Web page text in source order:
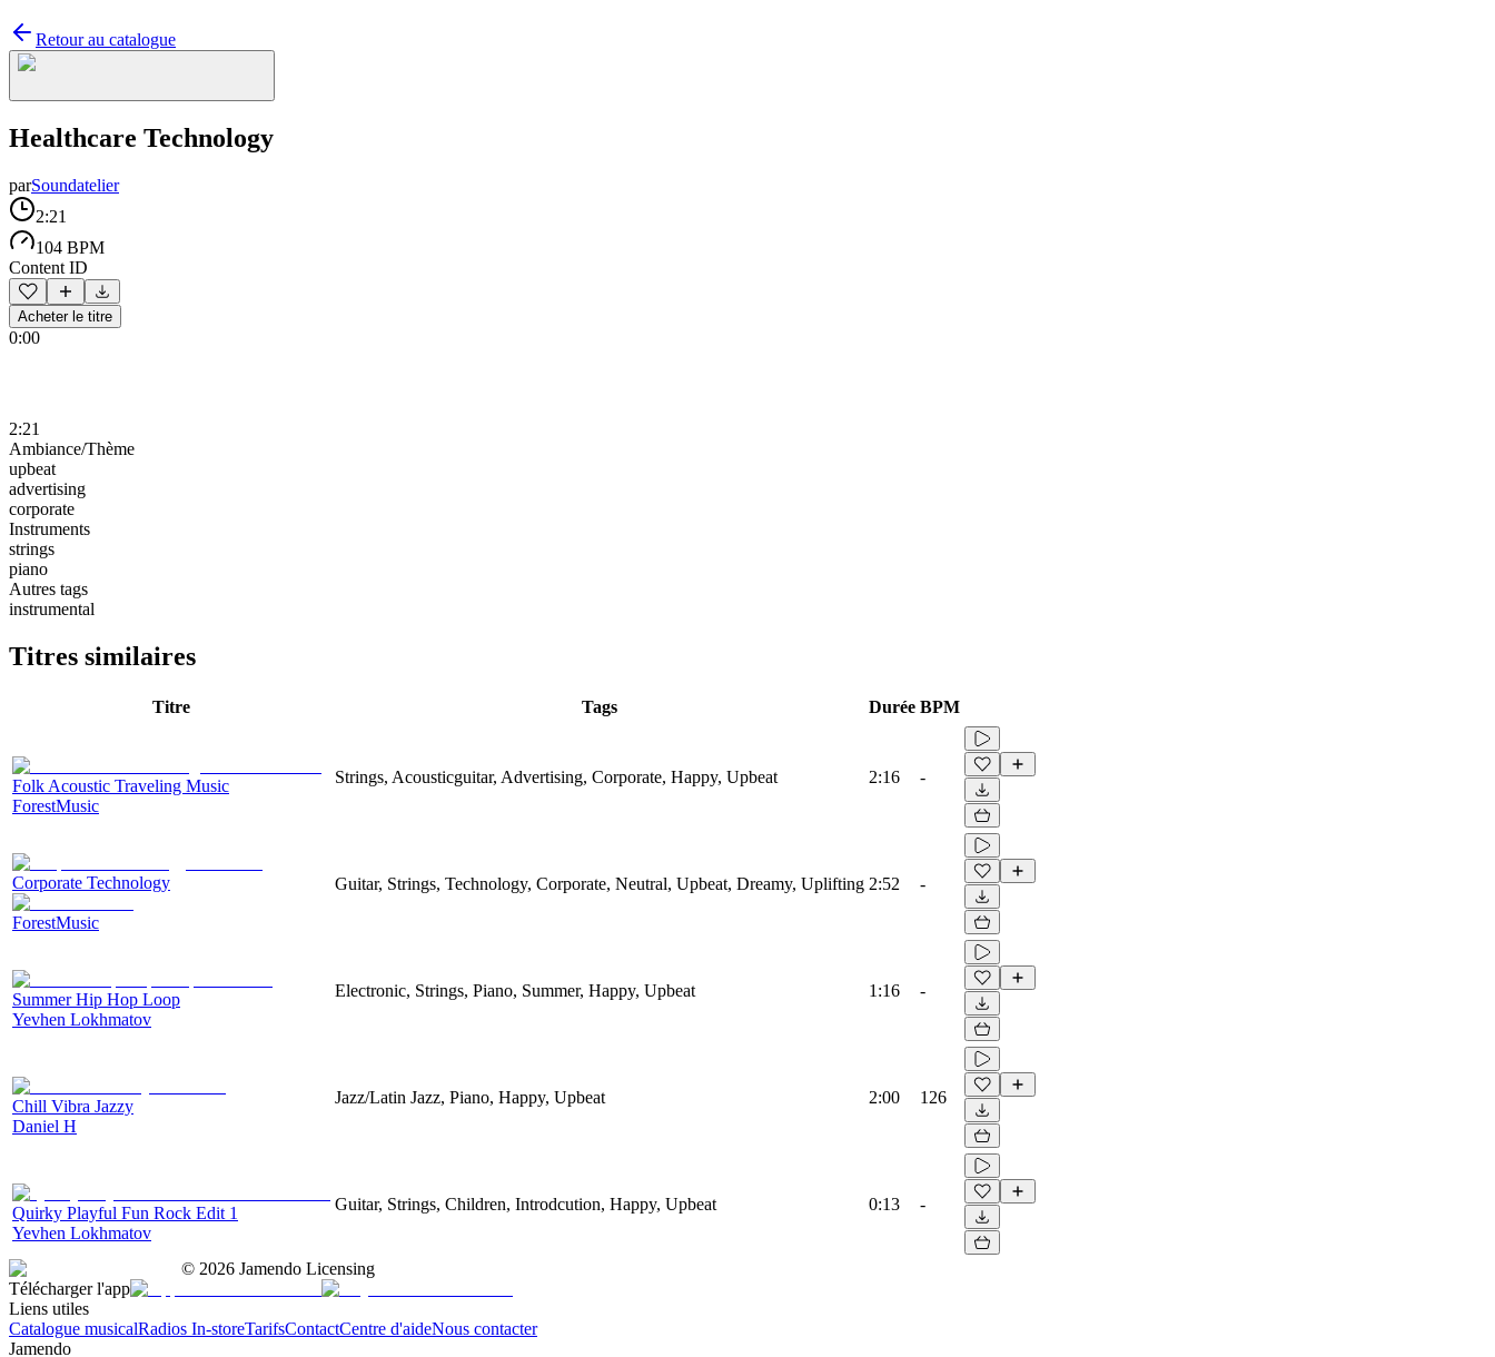
Retour au catalogue
Healthcare Technology
parSoundatelier
2:21
104 BPM
Content ID
Acheter le titre
0:00
2:21
Ambiance/Thème
upbeat
advertising
corporate
Instruments
strings
piano
Autres tags
instrumental
Titres similaires
Titre Tags Durée BPM
Folk Acoustic Traveling Music
ForestMusic
Strings, Acousticguitar, Advertising, Corporate, Happy, Upbeat 2:16 -
Corporate Technology
ForestMusic
Guitar, Strings, Technology, Corporate, Neutral, Upbeat, Dreamy, Uplifting 2:52 -
Summer Hip Hop Loop
Yevhen Lokhmatov
Electronic, Strings, Piano, Summer, Happy, Upbeat 1:16 -
Chill Vibra Jazzy
Daniel H
Jazz/Latin Jazz, Piano, Happy, Upbeat 2:00 126
Quirky Playful Fun Rock Edit 1
Yevhen Lokhmatov
Guitar, Strings, Children, Introdcution, Happy, Upbeat 0:13 -
© 2026 Jamendo Licensing
Télécharger l'app
Liens utiles
Catalogue musicalRadios In-storeTarifsContactCentre d'aideNous contacter
Jamendo